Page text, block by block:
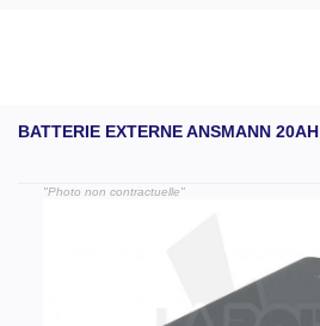
BATTERIE EXTERNE ANSMANN 20AH
"Photo non contractuelle"